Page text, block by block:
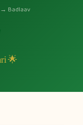
→ Badlaav
🌟 Motivational Shayari